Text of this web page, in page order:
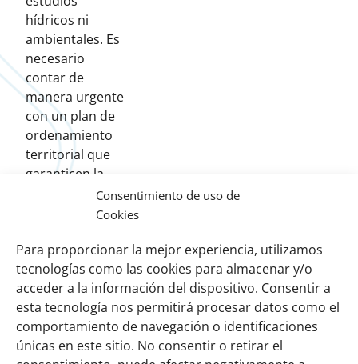
Consentimiento de uso de
Cookies
Para proporcionar la mejor experiencia, utilizamos
tecnologías como las cookies para almacenar y/o
acceder a la información del dispositivo. Consentir a
esta tecnología nos permitirá procesar datos como el
comportamiento de navegación o identificaciones
únicas en este sitio. No consentir o retirar el
hídricos ni
ambientales. Es
necesario
contar de
manera urgente
con un plan de
ordenamiento
territorial que
garanticen la
sustentabilidad
social del Delta
del Paraná.
Links
importantes
Sobre nosotros
Nuestra red